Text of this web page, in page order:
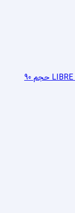
ادو پرفیوم زنانه ایو سن لوران مدل LIBRE INTENSE حجم 90